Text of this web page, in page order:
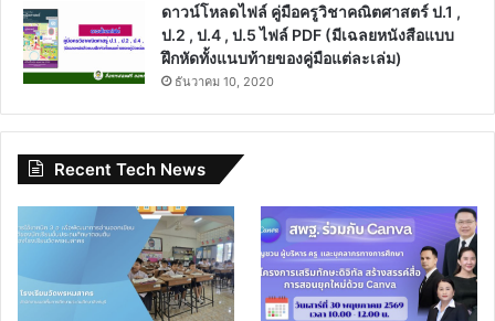
ดาวน์โหลดไฟล์ คู่มือครูวิชาคณิตศาสตร์ ป.1 ,
ป.2 , ป.4 , ป.5 ไฟล์ PDF (มีเฉลยหนังสือแบบ
ฝึกหัดทั้งแนบท้ายของคู่มือแต่ละเล่ม)
ธันวาคม 10, 2020
Recent Tech News